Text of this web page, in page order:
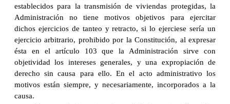
establecidos para la transmisión de viviendas protegidas, la
Administración no tiene motivos objetivos para ejercitar
dichos ejercicios de tanteo y retracto, si lo ejerciese sería un
ejercicio arbitrario, prohibido por la Constitución, al expresar
ésta en el artículo 103 que la Administración sirve con
objetividad los intereses generales, y una expropiación de
derecho sin causa para ello. En el acto administrativo los
motivos están siempre, y necesariamente, incorporados a la
causa.